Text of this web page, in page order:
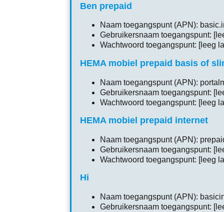
Ben prepaid
Naam toegangspunt (APN):
Gebruikersnaam toegangspunt:
Wachtwoord toegangspunt: [leeg
HEMA mobiel prepaid basis of
Naam toegangspunt (APN):
Gebruikersnaam toegangspunt:
Wachtwoord toegangspunt: [leeg
HEMA mobiel prepaid internet
Naam toegangspunt (APN):
Gebruikersnaam toegangspunt:
Wachtwoord toegangspunt: [leeg
Hi
Naam toegangspunt (APN):
Gebruikersnaam toegangspunt: